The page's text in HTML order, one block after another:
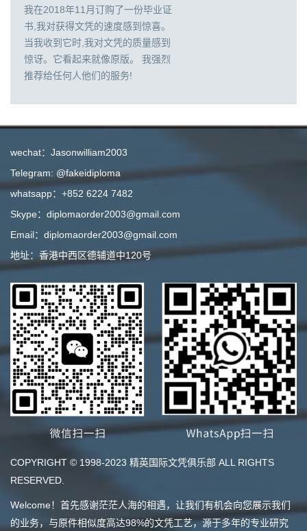
我在2018年11月订购了一份毕业证
书,我对获得文凭的速度感到惊喜。
当我收到它时,我对文凭的质量感到
惊讶。它看起来就像原版。 我强烈
推荐给任何人他们的服务!
wechat：Jasonwilliam2003
Telegram: @fakeidiploma
whatsapp：+852 6224 7482
Skype：diplomaorder2003@gmail.com
Email：diplomaorder2003@gmail.com
地址：香港中西区德辅道中120号
COPYRIGHT © 1998-2023 精英国际文凭俱乐部 ALL RIGHTS
RESERVED.
Welcome！首先感谢茫茫人海的相遇，让我们有机会向您展示我们
的业务，与原件相似度高达98%的文凭工艺，源于多年的专业研究